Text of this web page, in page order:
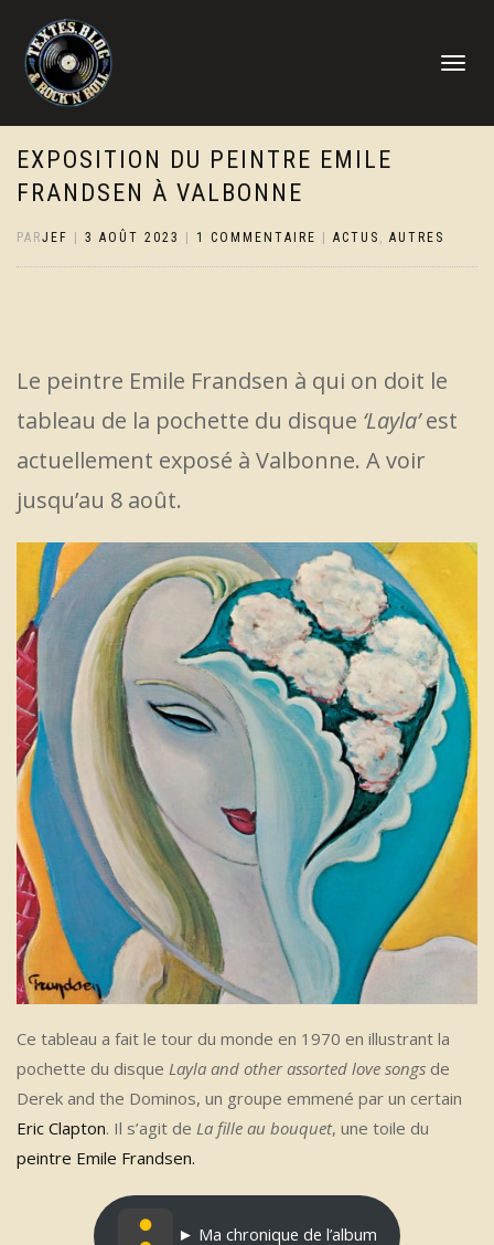
DÉPLIER
EXPOSITION DU PEINTRE EMILE
FRANDSEN À VALBONNE
PARJEF 3 AOÛT 2023 1 COMMENTAIRE ACTUS , AUTRES
Le peintre Emile Frandsen à qui on doit le
tableau de la pochette du disque ‘Layla’est
actuellement exposé à Valbonne. A voir
jusqu’au 8 août.
Ce tableau a fait le tour du monde en 1970 en illustrant la
pochette du disque Layla and other assorted love songs de
Derek and the Dominos, un groupe emmené par un certain
Eric Clapton. Il s’agit de La fille au bouquet, une toile du
peintre Emile Frandsen.
► Ma chronique de l’album